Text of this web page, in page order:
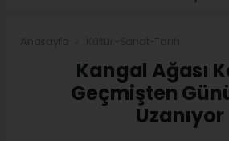
Kangal Ağası
Geçmişten
Uzanıyor